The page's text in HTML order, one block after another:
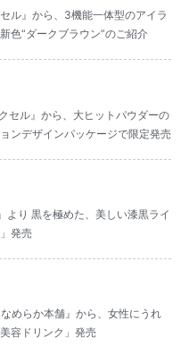
ル』から、3機能一体型のアイラ
色“ダークブラウン”のご紹介
セル』から、大ヒットパウダーの
ンデザインパッケージで限定発売
より 黒を極めた、美しい漆黒ライ
発売
めらか本舗』から、女性にうれ
容ドリンク」発売